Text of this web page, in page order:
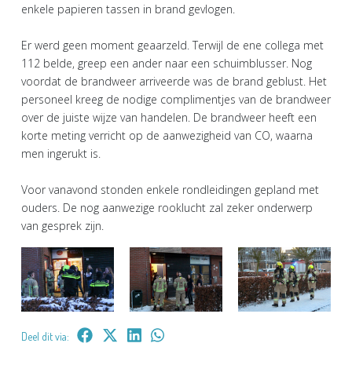
enkele papieren tassen in brand gevlogen.
Er werd geen moment geaarzeld. Terwijl de ene collega met
112 belde, greep een ander naar een schuimblusser. Nog
voordat de brandweer arriveerde was de brand geblust. Het
personeel kreeg de nodige complimentjes van de brandweer
over de juiste wijze van handelen. De brandweer heeft een
korte meting verricht op de aanwezigheid van CO, waarna
men ingerukt is.
Voor vanavond stonden enkele rondleidingen gepland met
ouders. De nog aanwezige rooklucht zal zeker onderwerp
van gesprek zijn.
Deel dit via: